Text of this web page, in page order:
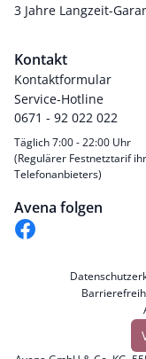
3 Jahre Langzeit-
Kontakt
Kontaktformular
Service-Hotline
0671 - 92 022 022
Täglich 7:00 - 22:00 Uhr
(Regulärer Festnetztarif
Telefonanbieters)
Avena folgen